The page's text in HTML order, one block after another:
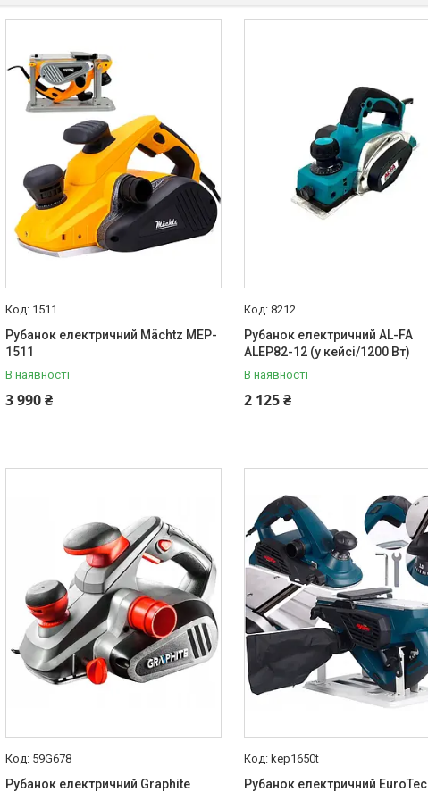
1511
Рубанок електричний Mächtz MEP-
1511
В наявності
3 990 ₴
8212
Рубанок електричний AL-FA
ALEP82-12 (у кейсі/1200 Вт)
В наявності
2 125 ₴
59G678
Рубанок електричний Graphite
kep1650t
Рубанок електричний EuroTec